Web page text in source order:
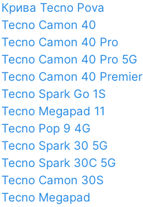
Крива Tecno Pova
Tecno Camon 40
Tecno Camon 40 Pro
Tecno Camon 40 Pro 5G
Tecno Camon 40 Premier
Tecno Spark Go 1S
Tecno Megapad 11
Tecno Pop 9 4G
Tecno Spark 30 5G
Tecno Spark 30C 5G
Tecno Camon 30S
Tecno Megapad